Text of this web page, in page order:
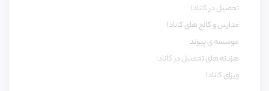
تحصیل در کانادا
مدارس و کالج های کانادا
موسسه ی پیوند
هزینه های تحصیل در کانادا
ویزای کانادا